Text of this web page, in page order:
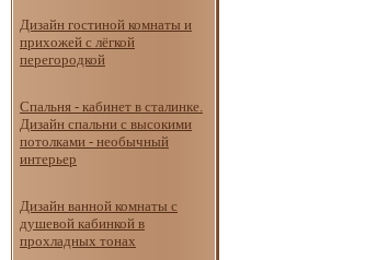
Дизайн гостиной комнаты и
прихожей с лёгкой
перегородкой
Спальня - кабинет в сталинке.
Дизайн спальни с высокими
потолками - необычный
интерьер
Дизайн ванной комнаты с
душевой кабинкой в
прохладных тонах